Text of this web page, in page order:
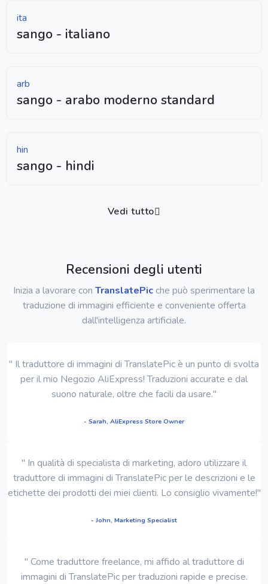
ita
sango - italiano
arb
sango - arabo moderno standard
hin
sango - hindi
Vedi tutto
Recensioni degli utenti
Inizia a lavorare con TranslatePicche può sperimentare la
traduzione di immagini efficiente e conveniente offerta
dall'intelligenza artificiale.
" Il traduttore di immagini di TranslatePic è un punto di svolta
per il mio Negozio AliExpress! Traduzioni accurate e dal
suono naturale, oltre che facili da usare."
- Sarah, AliExpress Store Owner
" In qualità di specialista di marketing, adoro utilizzare il
traduttore di immagini di TranslatePic per le descrizioni e le
etichette dei prodotti dei miei clienti. Lo consiglio vivamente!"
- John, Marketing Specialist
" Come traduttore freelance, mi affido al traduttore di
immagini di TranslatePic per traduzioni rapide e precise.